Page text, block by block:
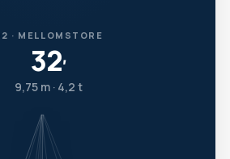
· MELLOMSTORE
32′
9,75 m · 4,2 t